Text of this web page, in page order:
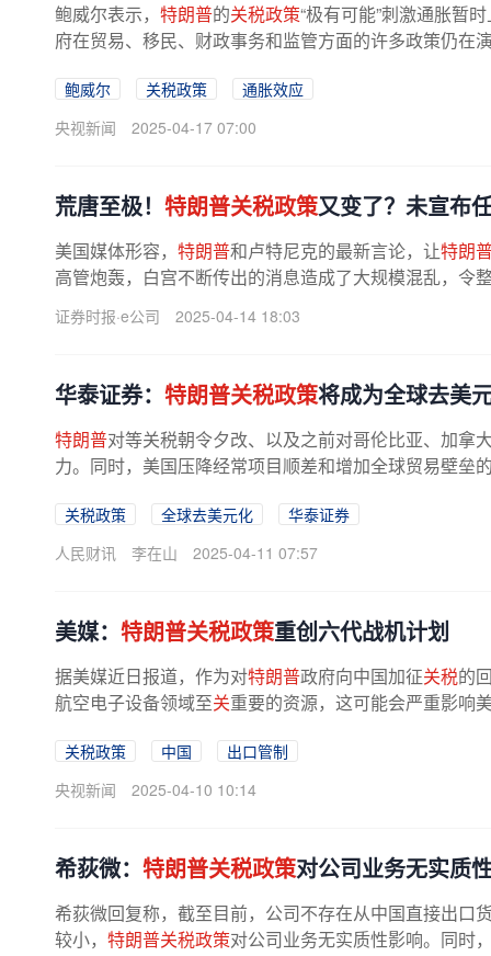
鲍威尔表示， 特朗普的关税政策“极有可能”刺激通胀暂
府在贸易、移民、财政事务和监管方面的许多政策仍在
鲍威尔 关税政策
通胀效应
央视新闻
2025-04-17 07:00
荒唐至极！ 特朗普关税政策又变了？未宣布
美国媒体形容， 特朗普和卢特尼克的最新言论，让特朗
高管炮轰，白宫不断传出的消息造成了大规模混乱，令
供应链、库存和需求的公司带来了...
证券时报·e公司 2025-04-14 18:03
华泰证券： 特朗普关税政策将成为全球去美
特朗普对等关税朝令夕改、以及之前对哥伦比亚、加拿
力。同时，美国压降经常项目顺差和增加全球贸易壁垒
关税政策 全球去美元化
华泰证券
人民财讯
李在山 2025-04-11 07:57
美媒： 特朗普关税政策重创六代战机计划
据美媒近日报道，作为对特朗普政府向中国加征关税的
航空电子设备领域至关重要的资源，这可能会严重影响
关税政策 中国
出口管制
央视新闻
2025-04-10 10:14
希荻微： 特朗普关税政策对公司业务无实质
希荻微回复称，截至目前，公司不存在从中国直接出口
较小， 特朗普关税政策对公司业务无实质性影响。同时